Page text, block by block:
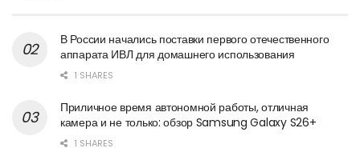
В России начались поставки первого отечественного
аппарата ИВЛ для домашнего использования
1 SHARES
Приличное время автономной работы, отличная
камера и не только: обзор Samsung Galaxy S26+
1 SHARES